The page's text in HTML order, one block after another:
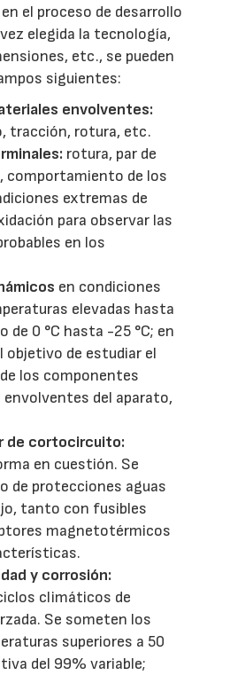
el proceso de desarrollo
elegida la tecnología,
etc., se pueden
siguientes:
envolventes:
tracción, rotura, etc.
rotura, par de
comportamiento de los
extremas de
para observar las
en los
en condiciones
elevadas hasta
de 0 °C hasta -25 °C; en
objetivo de estudiar el
los componentes
del aparato,
de cortocircuito:
en cuestión. Se
de protecciones aguas
tanto con fusibles
magnetotérmicos
y corrosión:
climáticos de
Se someten los
superiores a 50
del 99% variable;